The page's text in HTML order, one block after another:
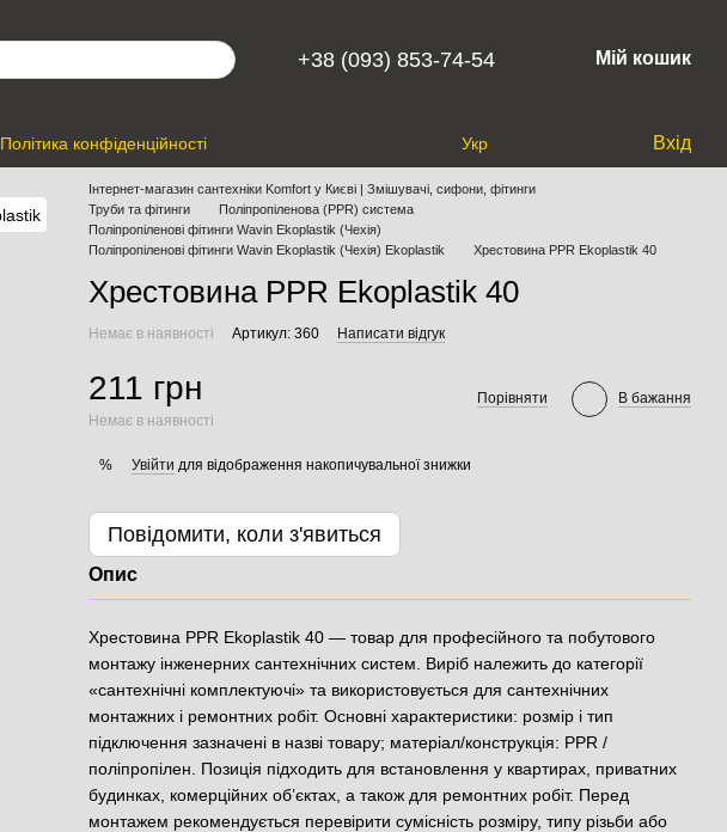
+38 (093) 853-74-54 Мій кошик
Політика конфіденційності
Укр Вхід
Інтернет-магазин сантехніки Komfort у Києві | Змішувачі, сифони, фітинги
Труби та фітинги
Поліпропіленова (PPR) система
Поліпропіленові фітинги Wavin Ekoplastik (Чехія)
Поліпропіленові фітинги Wavin Ekoplastik (Чехія) Ekoplastik
Хрестовина PPR Ekoplastik 40
Хрестовина PPR Ekoplastik 40
Немає в наявності Артикул: 360 Написати відгук
211 грн
Немає в наявності
Порівняти В бажання
% Увійти для відображення накопичувальної знижки
Повідомити, коли з'явиться
Опис
Хрестовина PPR Ekoplastik 40 — товар для професійного та побутового
монтажу інженерних сантехнічних систем. Виріб належить до категорії
«сантехнічні комплектуючі» та використовується для сантехнічних
монтажних і ремонтних робіт. Основні характеристики: розмір і тип
підключення зазначені в назві товару; матеріал/конструкція: PPR /
поліпропілен. Позиція підходить для встановлення у квартирах, приватних
будинках, комерційних об’єктах, а також для ремонтних робіт. Перед
монтажем рекомендується перевірити сумісність розміру, типу різьби або